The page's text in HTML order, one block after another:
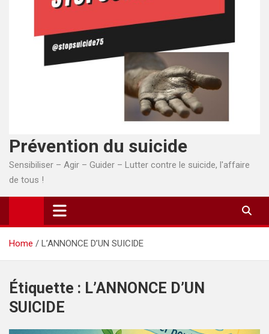
Prévention du suicide
Sensibiliser – Agir – Guider – Lutter contre le suicide, l'affaire
de tous !
Home L’ANNONCE D’UN SUICIDE
Étiquette : L’ANNONCE D’UN
SUICIDE